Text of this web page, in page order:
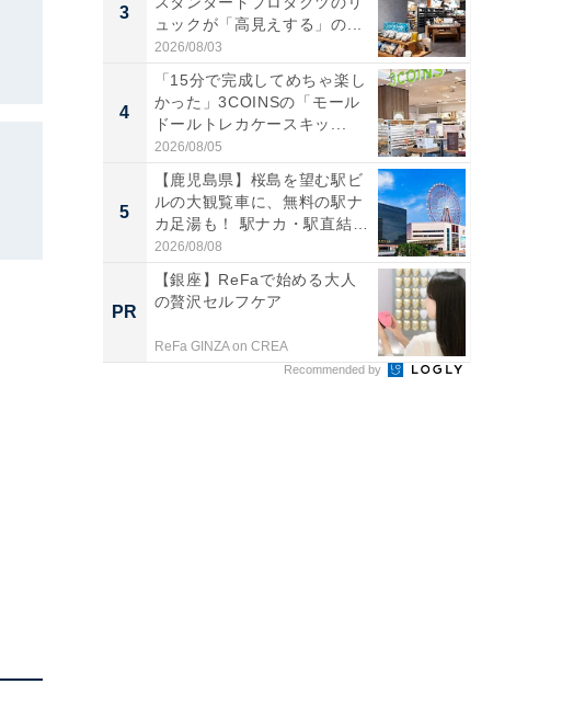
3
ュックが「高見えする」の...
2026/08/03
4
「15分で完成してめちゃ楽し
かった」3COINSの「モール
ドールトレカケースキッ...
2026/08/05
5
【鹿児島県】桜島を望む駅ビ
ルの大観覧車に、無料の駅ナ
カ足湯も！ 駅ナカ・駅直結
ス...
2026/08/08
PR
【銀座】ReFaで始める大人
の贅沢セルフケア
ReFa GINZA on CREA
Recommended by